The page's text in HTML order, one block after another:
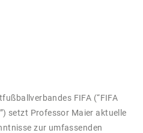
FIFA (“FIFA
setzt Professor Maier aktuelle
zur umfassenden